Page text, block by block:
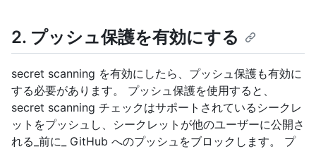
2. プッシュ保護を有効にする
secret scanning を有効にしたら、プッシュ保護も有効に
する必要があります。 プッシュ保護を使用すると、
secret scanning チェックはサポートされているシークレ
ットをプッシュし、シークレットが他のユーザーに公開さ
れる_前に_ GitHub へのプッシュをブロックします。 プ